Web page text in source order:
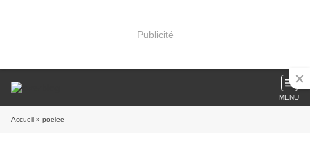
Publicité
MENU
Accueil » poelee